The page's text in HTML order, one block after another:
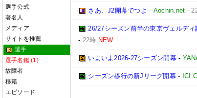
選手公式
著名人
メディア
サイトを推薦
選手
選手名鑑 (1)
故障者
移籍
エピソード
さあ、J2開幕でつよ - Aochin.net -
26/27シーズン前半の東京ヴェルデ
- 22時 NEW
いよいよ2026-27シーズン開幕-
シーズン移行の新Jリーグ開幕 - ICI